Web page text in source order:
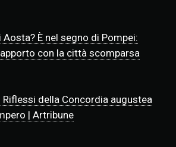
È nel segno di Pompei:
con la città scomparsa
della Concordia augustea
| Artribune